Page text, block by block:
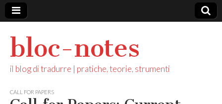
bloc-notes
il blog di tradurre | pratiche, teorie, strumenti
CALL FOR PAPERS